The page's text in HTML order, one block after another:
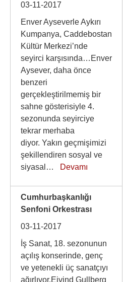
03-11-2017
Enver Ayseverle Aykırı
Kumpanya, Caddebostan
Kültür Merkezi’nde
seyirci karşısında…Enver
Aysever, daha önce
benzeri
gerçekleştirilmemiş bir
sahne gösterisiyle 4.
sezonunda seyirciye
tekrar merhaba
diyor. Yakın geçmişimizi
şekillendiren sosyal ve
siyasal… Devamı
Cumhurbaşkanlığı
Senfoni Orkestrası
03-11-2017
İş Sanat, 18. sezonunun
açılış konserinde, genç
ve yetenekli üç sanatçıyı
ağırlıyor.Eivind Gullberg